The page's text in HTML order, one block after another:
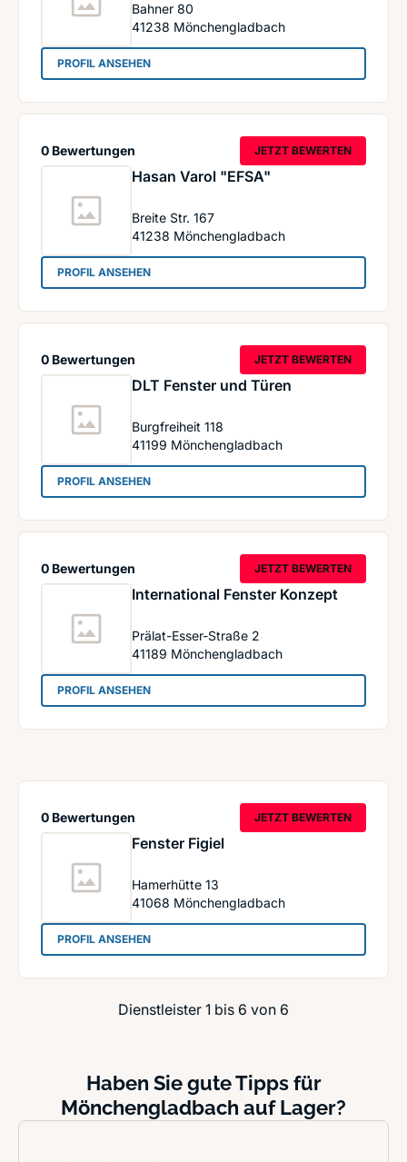
Bahner 80
41238 Mönchengladbach
PROFIL ANSEHEN: Theves Bauelemente GmbH
Hasan Varol "EFSA"
Breite Str. 167
41238 Mönchengladbach
0 Bewertungen JETZT BEWERTEN
PROFIL ANSEHEN: Hasan Varol "EFSA"
DLT Fenster und Türen
Burgfreiheit 118
41199 Mönchengladbach
0 Bewertungen JETZT BEWERTEN
PROFIL ANSEHEN: DLT Fenster und Türen
International Fenster Konzept
Prälat-Esser-Straße 2
41189 Mönchengladbach
0 Bewertungen JETZT BEWERTEN
PROFIL ANSEHEN: International Fenster Konzept
Fenster Figiel
Hamerhütte 13
41068 Mönchengladbach
0 Bewertungen JETZT BEWERTEN
PROFIL ANSEHEN: Fenster Figiel
Dienstleister 1 bis 6 von 6
Haben Sie gute Tipps für
Mönchengladbach auf Lager?